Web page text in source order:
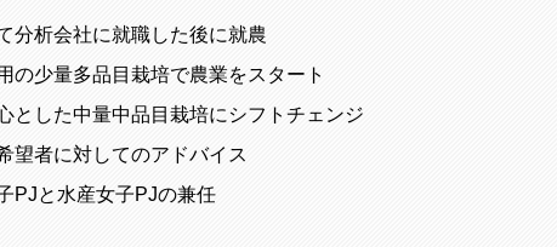
分析会社に就職した後に就農
の少量多品目栽培で農業をスタート
とした中量中品目栽培にシフトチェンジ
望者に対してのアドバイス
PJと水産女子PJの兼任